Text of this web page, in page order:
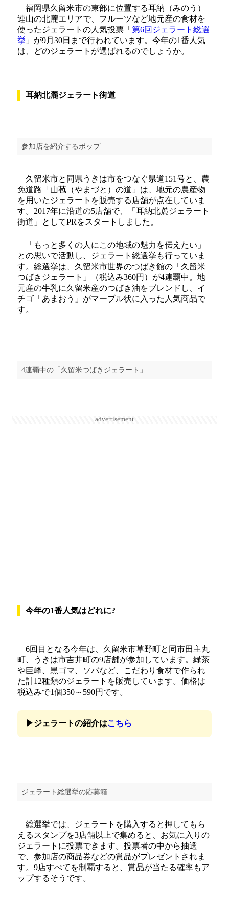
福岡県久留米市の東部に位置する耳納（みのう）
連山の北麓エリアで、フルーツなど地元産の食材を
使ったジェラートの人気投票「 第6回ジェラート総選
挙 」が9月30日まで行われています。今年の1番人気
は、どのジェラートが選ばれるのでしょうか。
耳納北麓ジェラート街道
参加店を紹介するポップ
久留米市と同県うきは市をつなぐ県道151号と、農
免道路「山苞（やまづと）の道」は、地元の農産物
を用いたジェラートを販売する店舗が点在していま
す。2017年に沿道の5店舗で、「耳納北麓ジェラート
街道」としてPRをスタートしました。
「もっと多くの人にこの地域の魅力を伝えたい」
との思いで活動し、ジェラート総選挙も行っていま
す。総選挙は、久留米市世界のつばき館の「久留米
つばきジェラート」（税込み360円）が4連覇中。地
元産の牛乳に久留米産のつばき油をブレンドし、イ
チゴ「あまおう」がマーブル状に入った人気商品で
す。
4連覇中の「久留米つばきジェラート」
advertisement
今年の1番人気はどれに?
6回目となる今年は、久留米市草野町と同市田主丸
町、うきは市吉井町の9店舗が参加しています。緑茶
や巨峰、黒ゴマ、ソバなど、こだわり食材で作られ
た計12種類のジェラートを販売しています。価格は
税込みで1個350～590円です。
▶ジェラートの紹介はこちら
ジェラート総選挙の応募箱
総選挙では、ジェラートを購入すると押してもら
えるスタンプを3店舗以上で集めると、お気に入りの
ジェラートに投票できます。投票者の中から抽選
で、参加店の商品券などの賞品がプレゼントされま
す。9店すべてを制覇すると、賞品が当たる確率もア
ップするそうです。